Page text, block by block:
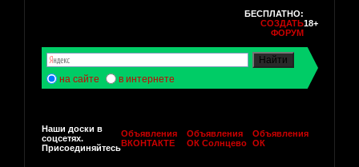
БЕСПЛАТНО:
СОЗДАТЬ
ФОРУМ
18+
на сайте в интернете
Наши доски в
соцсетях.
Присоединяйтесь
Объявления
ВКОНТАКТЕ
Объявления
ОК Солнцево
Объявления
ОК